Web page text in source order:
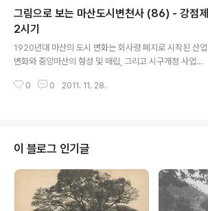
2,901 21.7 1927 18,019 5,095 129 23,243 21.9 1
928 18,300 5,339 95 23,734 22.5 1929 19,309
5,592 87 24,988 22.4 1930 20,149 5,559 102 2
5,810 21.5 1930/1920 169.0% 13..
그림으로 보는 마산도시변쳔사 (86) - 강점제
2시기
1920년대 마산의 도시 변화는 회사령 폐지로 시작된 산업
변화와 중앙마산의 형성 및 매립, 그리고 시구개정 사업으
흐름입니다. 1923년 9월 1일 동경과 요코하마를 비롯한
었습니다. 가옥을 비롯한 지상시설물을 도괴(倒壞)시켰을
뿐 아니라 해일(海溢)과 3일간 계속된 대 화재로 피해가
막심했습니다. 사망91,344명 행방불명13,275명 부상5
1,074명 가옥전소38,090채 가옥반소517채 전궤(全潰)
83,819채 반궤(半潰)91,233채 유실1,390채였습니다.
0 0 2011. 11. 28.
이 블로그 인기글